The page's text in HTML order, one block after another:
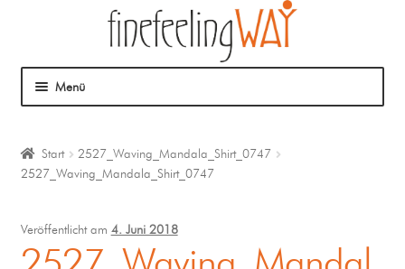
Menü
Mein Angebot
Coaching
Start
2527_Waving_Mandala_Shirt_0747
2527_Waving_Mandala_Shirt_0747
Veröffentlicht am 4. Juni 2018